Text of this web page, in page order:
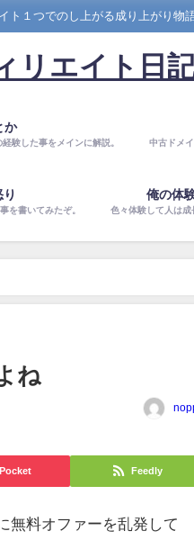
ト１つでのし上がる成り上がり物
リエイト日
か
験した事をメインに解説。 中古ドメ
を書いてみたぞ。
俺の体
色々体験して人は成
ね
Pocket Feedly
無料オファーを乱発して